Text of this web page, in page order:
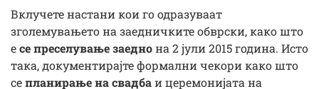
Вклучете настани кои го одразуваат
зголемувањето на заедничките обврски, како што
есе преселување заеднона 2 јули 2015 година. Исто
така, документирајте формални чекори како што
сепланирање на свадбаи церемонијата на